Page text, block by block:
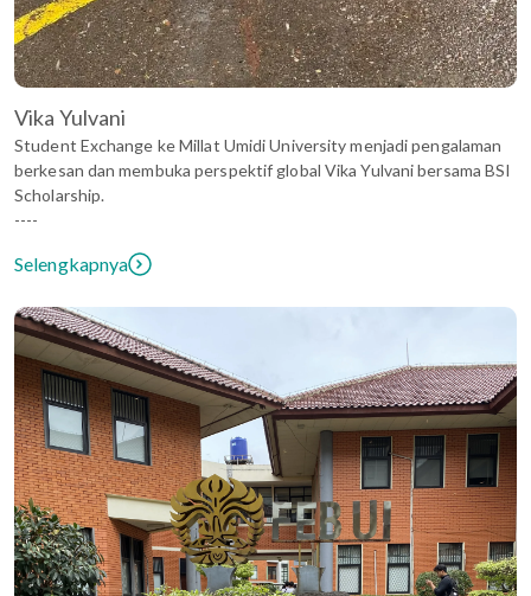
Vika Yulvani
Student Exchange ke Millat Umidi University menjadi pengalaman
berkesan dan membuka perspektif global Vika Yulvani bersama BSI
Scholarship.
----
Selengkapnya